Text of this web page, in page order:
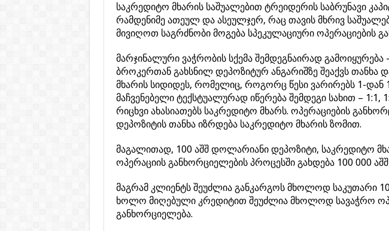
საკრედიტო მხარის საშუალებით ტრეიდერის საბრუნავი
რამდენიმე ათეულ და ასეულჯერ, რაც თავის მხრივ
მივიღოთ საგრძნობი მოგება სპეკულაციური ოპერაციების
მარჯინალური ვაჭრობის სქემა შემდეგნაირად გამოიყურება
ბროკერთან გახსნილ დეპოზიტურ ანგარიშზე შეაქვს თანხა
მხარის სიდიდეს, რომელიც, როგორც წესი ვარირებს 1-დან
მაჩვენებელი ტექსტუალურად იწერება შემდეგი სახით – 1:1,
რიცხვი ახასიათებს საკრედიტო მხარს. ოპერაციების
დეპოზიტის თანხა იზრდება საკრედიტო მხარის ზომით.
მაგალითად, 100 აშშ დოლარიანი დეპოზიტი, საკრედიტო
ოპერაციის განხორციელების პროცესში გახდება 100 000
მაგრამ კლიენტს შეუძლია განკარგოს მხოლოდ საკუთარი
ხოლო მიღებული კრედიტით შეუძლია მხოლოდ სავაჭრო
განხორციელება.